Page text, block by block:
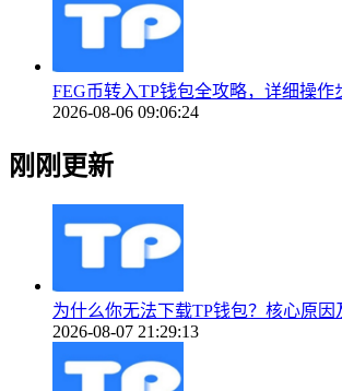
FEG币转入TP钱包全攻略，详细操作
2026-08-06 09:06:24
刚刚更新
为什么你无法下载TP钱包？核心原因
2026-08-07 21:29:13